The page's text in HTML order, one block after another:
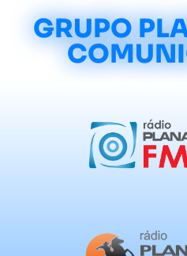
GRUPO